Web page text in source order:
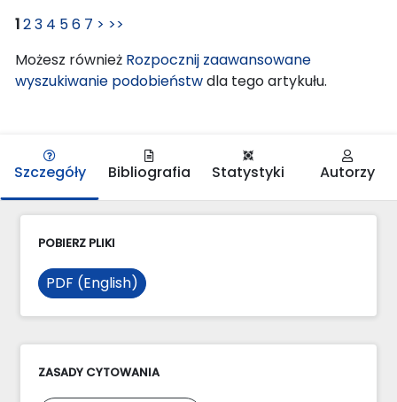
123 4 56 7 > >>
Możesz również Rozpocznij zaawansowane
wyszukiwanie podobieństwdla tego artykułu.
Szczegóły Bibliografia Statystyki Autorzy
POBIERZ PLIKI
PDF (English)
ZASADY CYTOWANIA